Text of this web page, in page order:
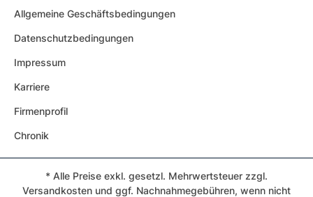
Allgemeine Geschäftsbedingungen
Datenschutzbedingungen
Impressum
Karriere
Firmenprofil
Chronik
* Alle Preise exkl. gesetzl. Mehrwertsteuer zzgl.
Versandkosten und ggf. Nachnahmegebühren, wenn nicht